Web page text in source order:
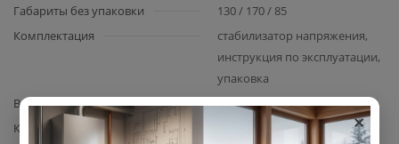
Габариты без упаковки
130 / 170 / 85
Комплектация
стабилизатор напряжения,
инструкция по эксплуатации,
упаковка
Вид комплектующего
стабилизатор
Класс защиты
×